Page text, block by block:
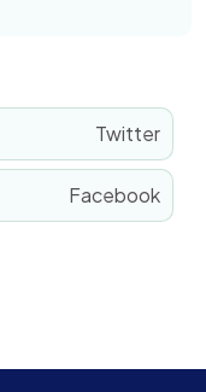
Twitter
Facebook